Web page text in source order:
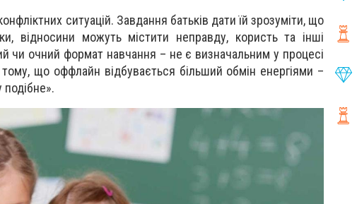
ситуацій. Завдання батьків дати їй зрозуміти, що
відносини можуть містити неправду, користь та інші
чи очний формат навчання – не є визначальним у процесі
тому, що оффлайн відбувається більший обмін енергіями –